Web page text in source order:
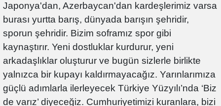
Japonya'dan, Azerbaycan'dan kardeşlerimiz varsa
burası yurtta barış, dünyada barışın şehridir,
sporun şehridir. Bizim soframız spor gibi
kaynaştırır. Yeni dostluklar kurdurur, yeni
arkadaşlıklar oluşturur ve bugün sizlerle birlikte
yalnızca bir kupayı kaldırmayacağız. Yarınlarımıza
güçlü adımlarla ilerleyecek Türkiye Yüzyılı’nda ‘Biz
de varız’ diyeceğiz. Cumhuriyetimizi kuranlara, bizi